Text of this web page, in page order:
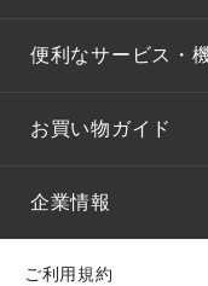
便利なサービス・
お買い物ガイド
企業情報
ご利用規約